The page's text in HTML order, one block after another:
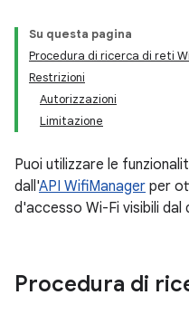
Su questa pagina
Procedura di ricerca di reti
Restrizioni
Autorizzazioni
Limitazione
Puoi utilizzare le
dall'API WifiManager per
d'accesso Wi-Fi visibili dal
Procedura di